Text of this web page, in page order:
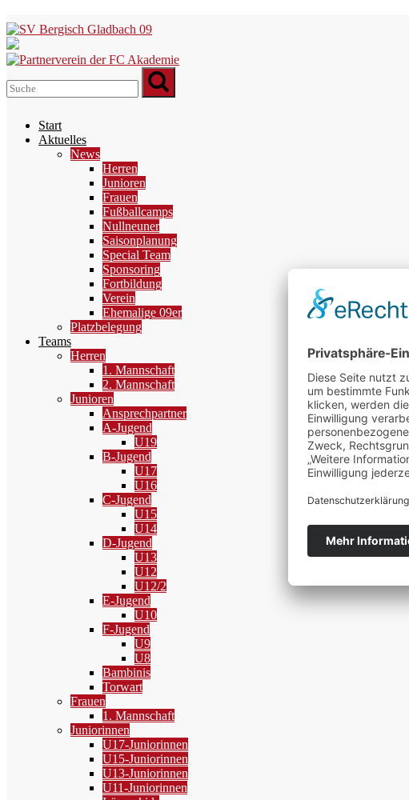
Skip
to
content
Start
Aktuelles
News
Herren
Junioren
Frauen
Fußballcamps
Nullneuner
Saisonplanung
Special Team
Sponsoring
Fortbildung
Verein
Ehemalige 09er
Platzbelegung
Teams
Herren
1. Mannschaft
2. Mannschaft
Junioren
Ansprechpartner
A-Jugend
U19
B-Jugend
U17
U16
C-Jugend
U15
U14
D-Jugend
U13
U12
U12/2
E-Jugend
U10
F-Jugend
U9
U8
Bambinis
Torwart
Frauen
1. Mannschaft
Juniorinnen
U17-Juniorinnen
U15-Juniorinnen
U13-Juniorinnen
U11-Juniorinnen